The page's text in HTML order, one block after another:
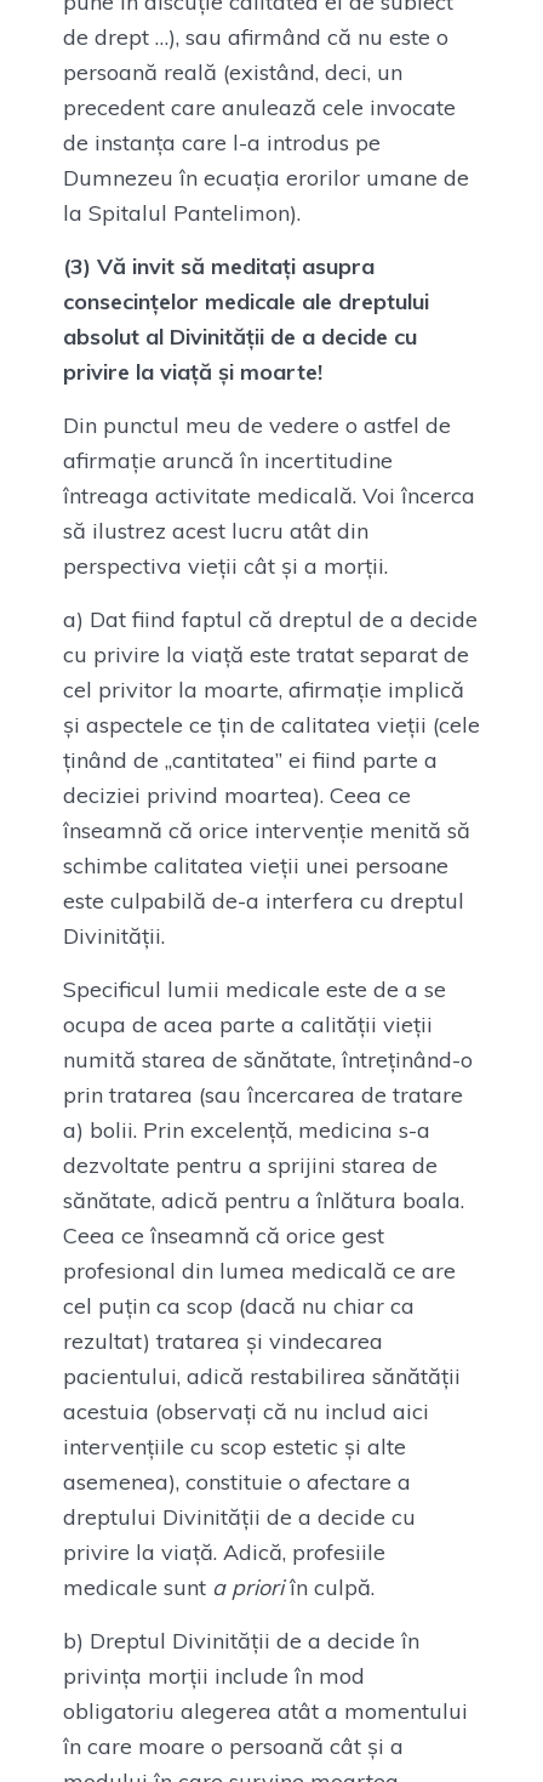
de drept …), sau afirmând că nu este o
persoană reală (existând, deci, un
precedent care anulează cele invocate
de instanța care l-a introdus pe
Dumnezeu în ecuația erorilor umane de
la Spitalul Pantelimon).
(3) Vă invit să meditați asupra
consecințelor medicale ale dreptului
absolut al Divinității de a decide cu
privire la viață și moarte!
Din punctul meu de vedere o astfel de
afirmație aruncă în incertitudine
întreaga activitate medicală. Voi încerca
să ilustrez acest lucru atât din
perspectiva vieții cât și a morții.
a) Dat fiind faptul că dreptul de a decide
cu privire la viață este tratat separat de
cel privitor la moarte, afirmație implică
și aspectele ce țin de calitatea vieții (cele
ținând de „cantitatea” ei fiind parte a
deciziei privind moartea). Ceea ce
înseamnă că orice intervenție menită să
schimbe calitatea vieții unei persoane
este culpabilă de-a interfera cu dreptul
Divinității.
Specificul lumii medicale este de a se
ocupa de acea parte a calității vieții
numită starea de sănătate, întreținând-o
prin tratarea (sau încercarea de tratare
a) bolii. Prin excelență, medicina s-a
dezvoltate pentru a sprijini starea de
sănătate, adică pentru a înlătura boala.
Ceea ce înseamnă că orice gest
profesional din lumea medicală ce are
cel puțin ca scop (dacă nu chiar ca
rezultat) tratarea și vindecarea
pacientului, adică restabilirea sănătății
acestuia (observați că nu includ aici
intervențiile cu scop estetic și alte
asemenea), constituie o afectare a
dreptului Divinității de a decide cu
privire la viață. Adică, profesiile
medicale sunt a prioriîn culpă.
b) Dreptul Divinității de a decide în
privința morții include în mod
obligatoriu alegerea atât a momentului
în care moare o persoană cât și a